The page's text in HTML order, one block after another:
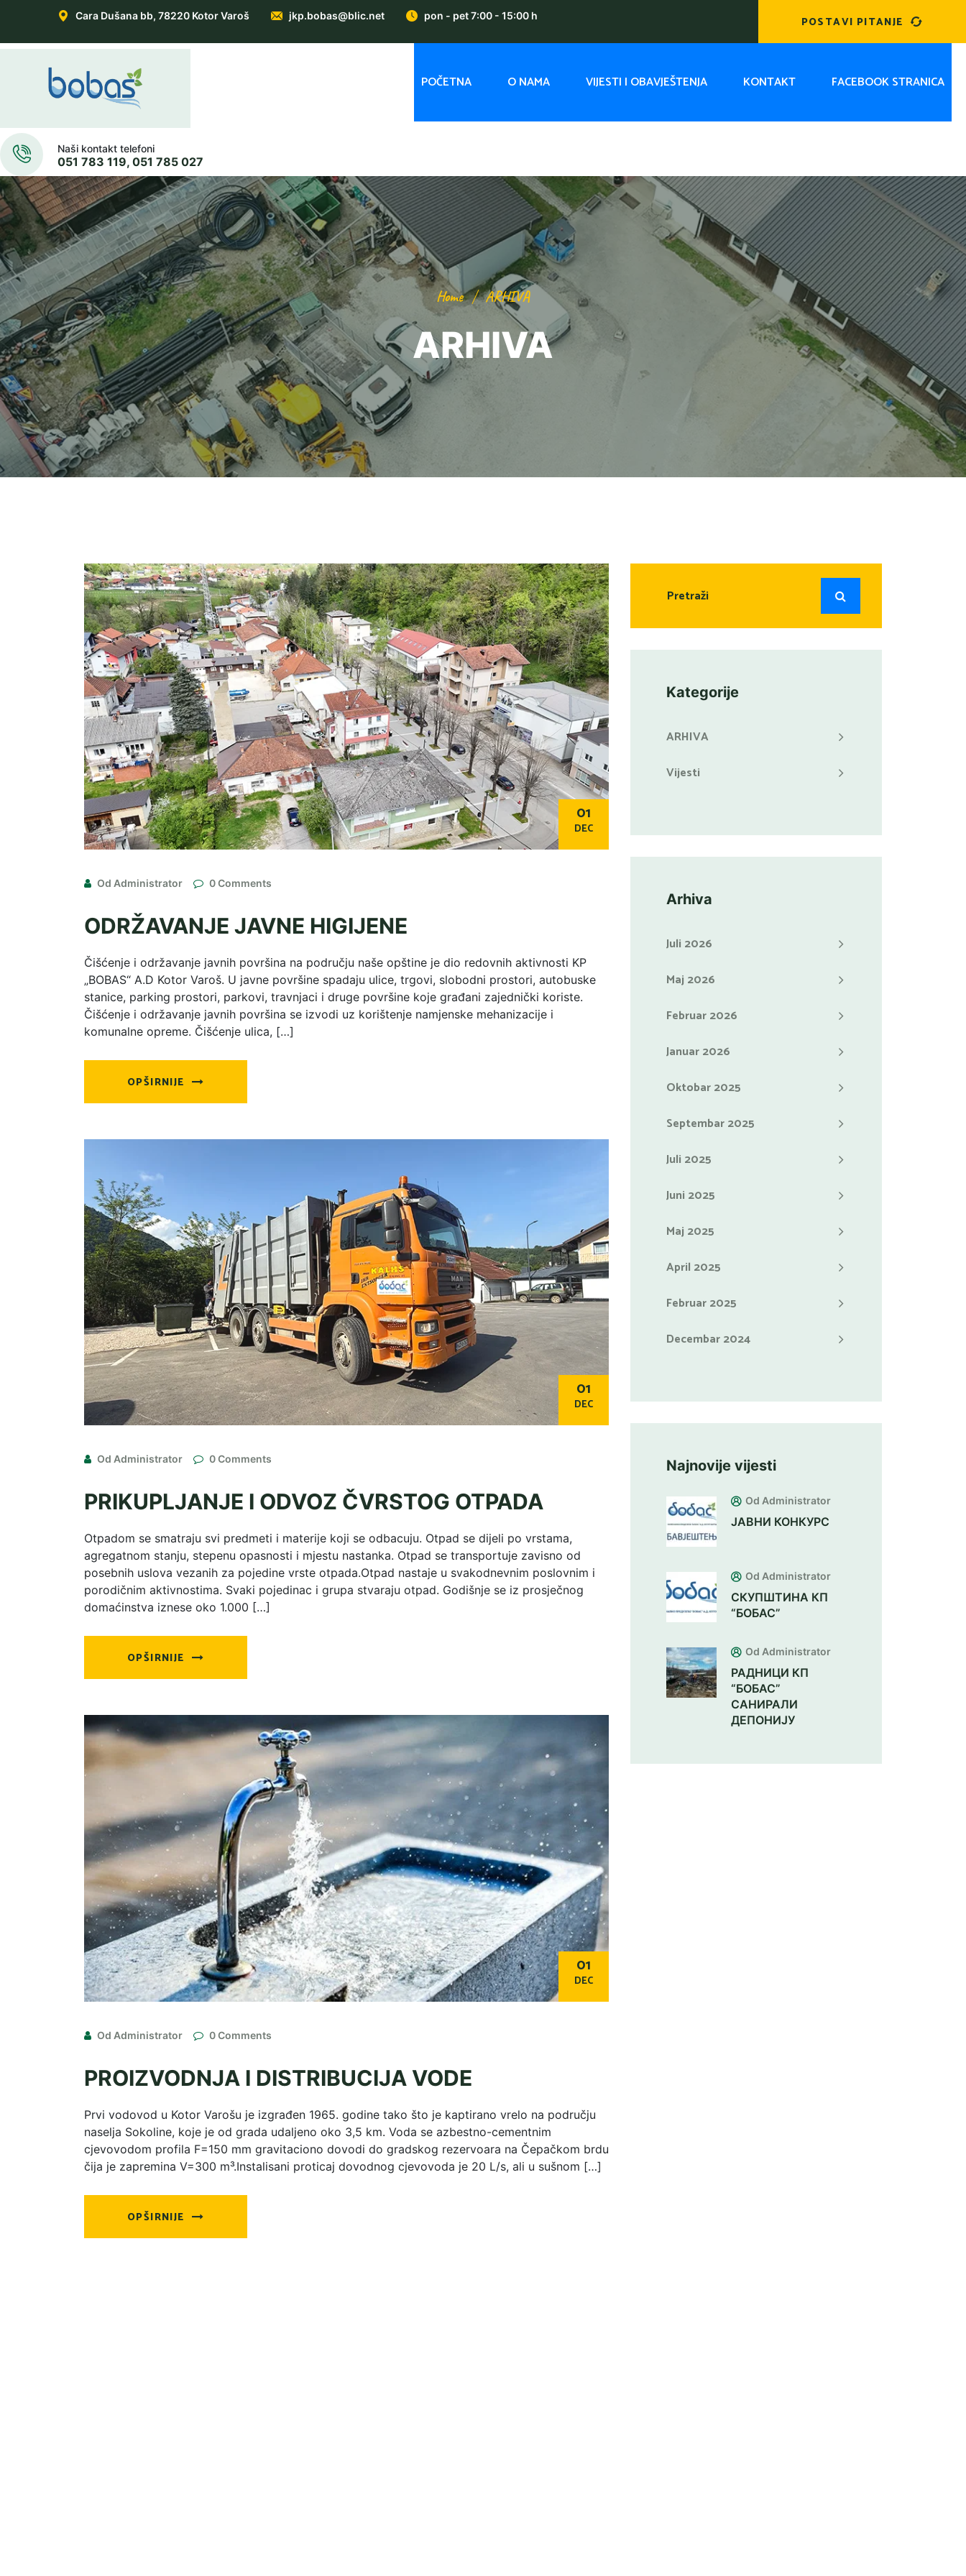
Cara Dušana bb, 78220 Kotor Varoš jkp.bobas@blic.net pon - pet 7:00 - 15:00 h POSTAVI PITANJE
POČETNA O NAMA VIJESTI I OBAVJEŠTENJA KONTAKT FACEBOOK STRANICA
Naši kontakt telefoni
051 783 119, 051 785 027
Home ARHIVA
ARHIVA
01
DEC
Od Administrator 0 Comments
ODRŽAVANJE JAVNE HIGIJENE
Čišćenje i održavanje javnih površina na području naše opštine je dio redovnih aktivnosti KP
„BOBAS“ A.D Kotor Varoš. U javne površine spadaju ulice, trgovi, slobodni prostori, autobuske
stanice, parking prostori, parkovi, travnjaci i druge površine koje građani zajednički koriste.
Čišćenje i održavanje javnih površina se izvodi uz korištenje namjenske mehanizacije i
komunalne opreme. Čišćenje ulica, […]
OPŠIRNIJE
01
DEC
Od Administrator 0 Comments
PRIKUPLJANJE I ODVOZ ČVRSTOG OTPADA
Otpadom se smatraju svi predmeti i materije koji se odbacuju. Otpad se dijeli po vrstama,
agregatnom stanju, stepenu opasnosti i mjestu nastanka. Otpad se transportuje zavisno od
posebnih uslova vezanih za pojedine vrste otpada.Otpad nastaje u svakodnevnim poslovnim i
porodičnim aktivnostima. Svaki pojedinac i grupa stvaraju otpad. Godišnje se iz prosječnog
domaćinstva iznese oko 1.000 […]
OPŠIRNIJE
01
DEC
Od Administrator 0 Comments
PROIZVODNJA I DISTRIBUCIJA VODE
Prvi vodovod u Kotor Varošu je izgrađen 1965. godine tako što je kaptirano vrelo na području
naselja Sokoline, koje je od grada udaljeno oko 3,5 km. Voda se azbestno-cementnim
cjevovodom profila F=150 mm gravitaciono dovodi do gradskog rezervoara na Čepačkom brdu
čija je zapremina V=300 m³.Instalisani proticaj dovodnog cjevovoda je 20 L/s, ali u sušnom […]
OPŠIRNIJE
Kategorije
ARHIVA
Vijesti
Arhiva
Juli 2026
Maj 2026
Februar 2026
Januar 2026
Oktobar 2025
Septembar 2025
Juli 2025
Juni 2025
Maj 2025
April 2025
Februar 2025
Decembar 2024
Najnovije vijesti
Od Administrator
ЈАВНИ КОНКУРС
Od Administrator
СКУПШТИНА КП
“БОБАС”
Od Administrator
РАДНИЦИ КП
“БОБАС”
САНИРАЛИ
ДЕПОНИЈУ